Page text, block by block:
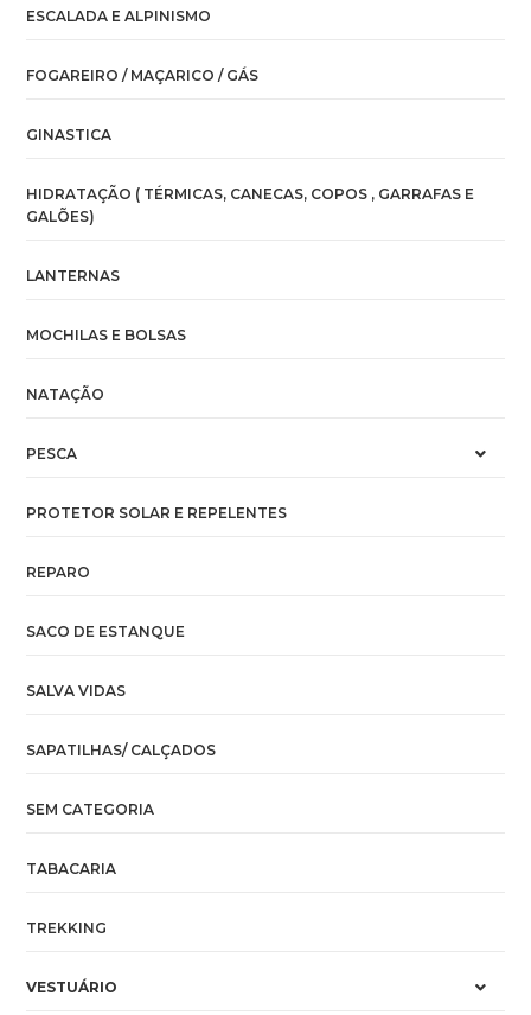
ESCALADA E ALPINISMO
FOGAREIRO / MAÇARICO / GÁS
GINASTICA
HIDRATAÇÃO ( TÉRMICAS, CANECAS, COPOS , GARRAFAS E
GALÕES)
LANTERNAS
MOCHILAS E BOLSAS
NATAÇÃO
PESCA
PROTETOR SOLAR E REPELENTES
REPARO
SACO DE ESTANQUE
SALVA VIDAS
SAPATILHAS/ CALÇADOS
SEM CATEGORIA
TABACARIA
TREKKING
VESTUÁRIO